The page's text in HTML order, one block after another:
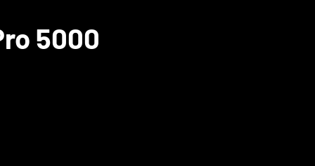
5000